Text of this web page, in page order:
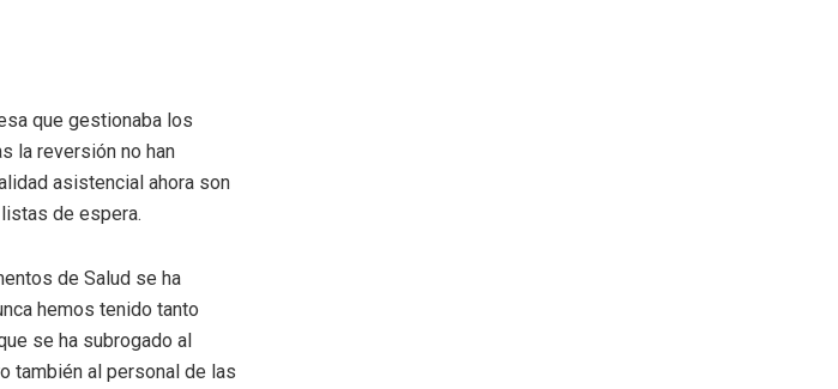
que gestionaba los
la reversión no han
asistencial ahora son
de espera.
de Salud se ha
hemos tenido tanto
se ha subrogado al
también al personal de las